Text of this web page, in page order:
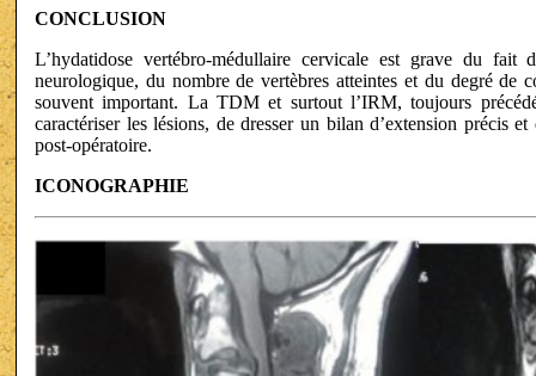
CONCLUSION
L’hydatidose vertébro-médullaire cervicale est grave du
neurologique, du nombre de vertèbres atteintes et du degré de
souvent important. La TDM et surtout l’IRM, toujours
caractériser les lésions, de dresser un bilan d’extension précis
post-opératoire.
ICONOGRAPHIE